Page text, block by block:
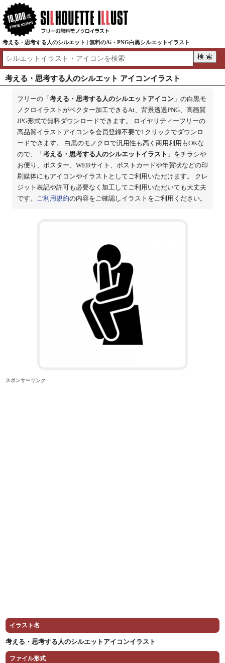
考える・思考する人のシルエット | 無料のAi・PNG白黒シルエットイラスト
考える・思考する人のシルエット アイコンイラスト
フリーの「 考える・思考する人のシルエットアイコン」の白黒モ
ノクロイラストがベクター加工できるAi、背景透過PNG、高画質
JPG形式で無料ダウンロードできます。 ロイヤリティーフリーの
高品質イラストアイコンを会員登録不要で1クリックでダウンロ
ードできます。 白黒のモノクロで汎用性も高く商用利用もOKな
ので、「 考える・思考する人のシルエットイラスト 」をチラシや
お便り、ポスター、WEBサイト、ポストカードや年賀状などの印
刷媒体にもアイコンやイラストとしてご利用いただけます。 クレ
ジット表記や許可も必要なく加工してご利用いただいても大丈夫
です。 ご利用規約の内容をご確認しイラストをご利用ください。
スポンサーリンク
イラスト名
考える・思考する人のシルエットアイコンイラスト
ファイル形式